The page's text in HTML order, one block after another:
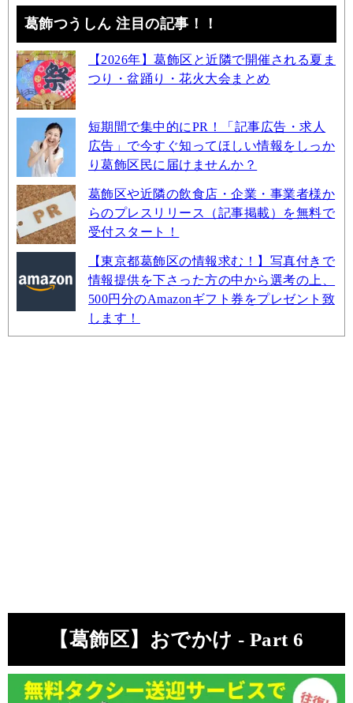
葛飾つうしん 注目の記事！！
【2026年】葛飾区と近隣で開催される夏ま
つり・盆踊り・花火大会まとめ
短期間で集中的にPR！「記事広告・求人
広告」で今すぐ知ってほしい情報をしっか
り葛飾区民に届けませんか？
葛飾区や近隣の飲食店・企業・事業者様か
らのプレスリリース（記事掲載）を無料で
受付スタート！
【東京都葛飾区の情報求む！】写真付きで
情報提供を下さった方の中から選考の上、
500円分のAmazonギフト券をプレゼント致
します！
【葛飾区】おでかけ - Part 6